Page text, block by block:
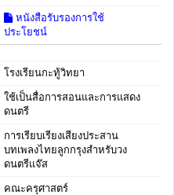
หนังสือรับรองการใช้
ประโยชน์
โรงเรียนกะทู้วิทยา
ใช้เป็นสื่อการสอนและการแสดง
ดนตรี
การเรียบเรียงเสียงประสาน
บทเพลงไทยลูกกรุงสำหรับวง
ดนตรีแจ๊ส
คณะครุศาสตร์